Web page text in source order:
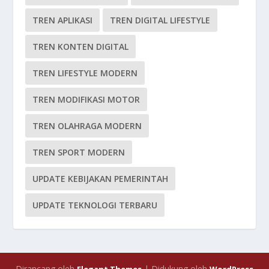
TREN APLIKASI TREN DIGITAL LIFESTYLE
TREN KONTEN DIGITAL
TREN LIFESTYLE MODERN
TREN MODIFIKASI MOTOR
TREN OLAHRAGA MODERN
TREN SPORT MODERN
UPDATE KEBIJAKAN PEMERINTAH
UPDATE TEKNOLOGI TERBARU